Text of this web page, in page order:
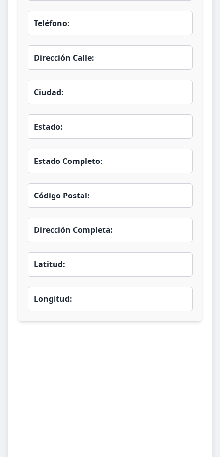
Teléfono:
Dirección Calle:
Ciudad:
Estado:
Estado Completo:
Código Postal:
Dirección Completa:
Latitud:
Longitud: